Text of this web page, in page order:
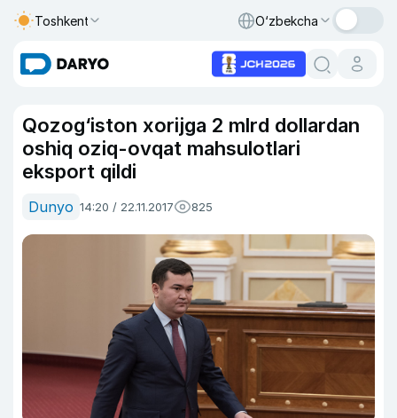
Toshkent O‘zbekcha
Qozog‘iston xorijga 2 mlrd dollardan
oshiq oziq-ovqat mahsulotlari
eksport qildi
Dunyo 14:20 / 22.11.2017 825